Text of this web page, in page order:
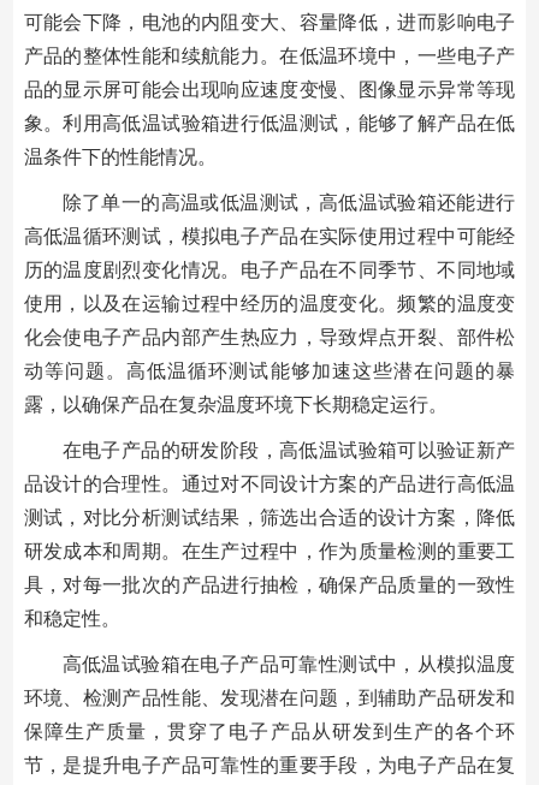
可能会下降，电池的内阻变大、容量降低，进而影响电子
产品的整体性能和续航能力。在低温环境中，一些电子产
品的显示屏可能会出现响应速度变慢、图像显示异常等现
象。利用高低温试验箱进行低温测试，能够了解产品在低
温条件下的性能情况。
除了单一的高温或低温测试，高低温试验箱还能进行
高低温循环测试，模拟电子产品在实际使用过程中可能经
历的温度剧烈变化情况。电子产品在不同季节、不同地域
使用，以及在运输过程中经历的温度变化。频繁的温度变
化会使电子产品内部产生热应力，导致焊点开裂、部件松
动等问题。高低温循环测试能够加速这些潜在问题的暴
露，以确保产品在复杂温度环境下长期稳定运行。
在电子产品的研发阶段，高低温试验箱可以验证新产
品设计的合理性。通过对不同设计方案的产品进行高低温
测试，对比分析测试结果，筛选出合适的设计方案，降低
研发成本和周期。在生产过程中，作为质量检测的重要工
具，对每一批次的产品进行抽检，确保产品质量的一致性
和稳定性。
高低温试验箱在电子产品可靠性测试中，从模拟温度
环境、检测产品性能、发现潜在问题，到辅助产品研发和
保障生产质量，贯穿了电子产品从研发到生产的各个环
节，是提升电子产品可靠性的重要手段，为电子产品在复